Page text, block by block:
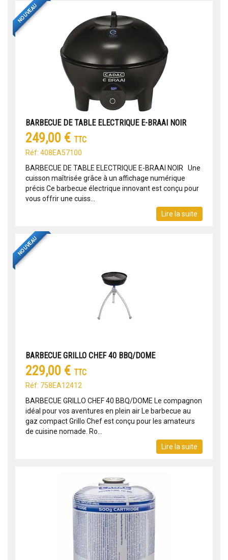
NOUVEAU
BARBECUE DE TABLE ELECTRIQUE E-BRAAI NOIR
249,00 € TTC
Réf: 408EA57100
BARBECUE DE TABLE ELECTRIQUE E-BRAAI NOIR Une
cuisson maîtrisée grâce à un affichage numérique
précis Ce barbecue électrique innovant est conçu pour
vous offrir une cuiss...
Lire la suite
NOUVEAU
BARBECUE GRILLO CHEF 40 BBQ/DOME
229,00 € TTC
Réf: 758EA12412
BARBECUE GRILLO CHEF 40 BBQ/DOME Le compagnon
idéal pour vos aventures en plein air Le barbecue au
gaz compact Grillo Chef est conçu pour les amateurs
de cuisine nomade. Ro...
Lire la suite